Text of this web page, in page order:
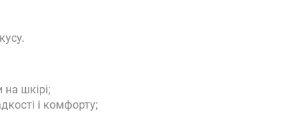
шкірі;
і комфорту;